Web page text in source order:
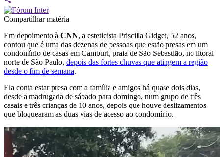
Compartilhar matéria
Em depoimento à CNN, a esteticista Priscilla Gidget, 52 anos,
contou que é uma das dezenas de pessoas que estão presas em um
condomínio de casas em Camburi, praia de São Sebastião, no litoral
norte de São Paulo, depois das fortes chuvas que atingem a região
desde o fim de semana.
Ela conta estar presa com a família e amigos há quase dois dias,
desde a madrugada de sábado para domingo, num grupo de três
casais e três crianças de 10 anos, depois que houve deslizamentos
que bloquearam as duas vias de acesso ao condomínio.